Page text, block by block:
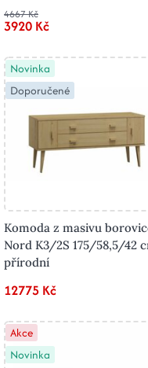
4667 Kč
3920 Kč
Novinka
Doporučené
Komoda z masivu
Nord K3/2S 175/58,5/42
přírodní
12775 Kč
Akce
Novinka